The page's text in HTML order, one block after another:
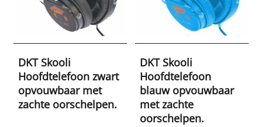
DKT Skooli
Hoofdtelefoon zwart
opvouwbaar met
zachte oorschelpen.
DKT Skooli
Hoofdtelefoon
blauw opvouwbaar
met zachte
oorschelpen.